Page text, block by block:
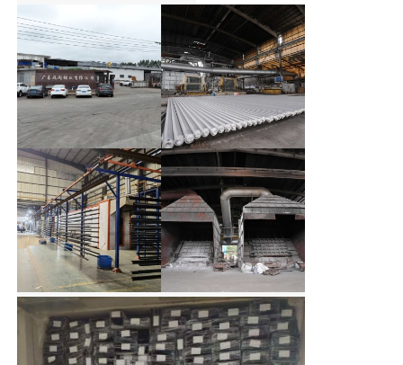
Perfis da janela de alumínio
Perfis de portas de alumínio
Extrusão industrial de alumínio
Acessórios de perfis de alumínio
Perfis de janela de batente
Perfis de Fachada Cortina